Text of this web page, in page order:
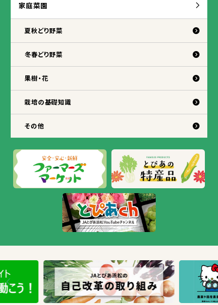
家庭菜園
夏秋どり野菜
冬春どり野菜
果樹・花
栽培の基礎知識
その他